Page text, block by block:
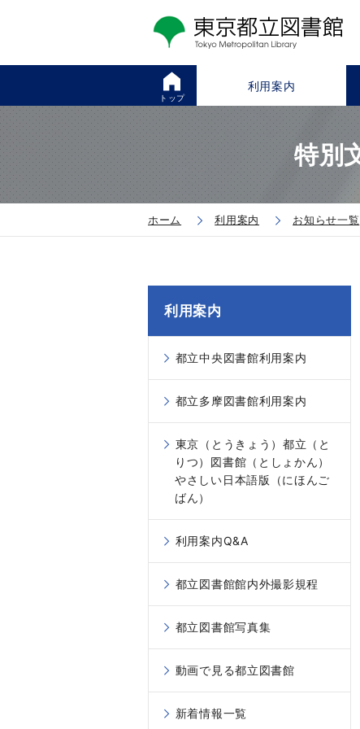
トップ
利用案内
特別
ホーム 利用案内 お知らせ一覧
利用案内
都立中央図書館利用案内
都立多摩図書館利用案内
東京（とうきょう）都立（と
りつ）図書館（としょかん）
やさしい日本語版（にほんご
ばん）
利用案内Q&A
都立図書館館内外撮影規程
都立図書館写真集
動画で見る都立図書館
新着情報一覧